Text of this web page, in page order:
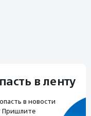
в ленту
в новости
Пришлите